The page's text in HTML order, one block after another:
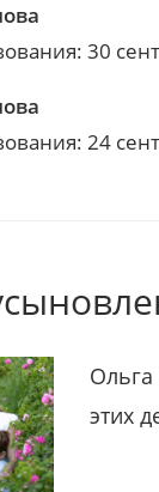
30
24
Ольга
этих